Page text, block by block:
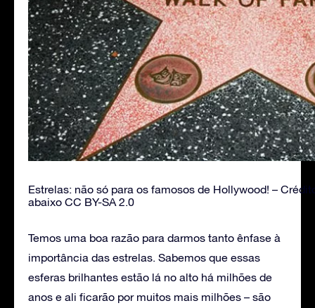
Estrelas: não só para os famosos de Hollywood! –
abaixo CC BY-SA 2.0
Temos uma boa razão para darmos tanto ênfase à
importância das estrelas. Sabemos que essas
esferas brilhantes estão lá no alto há milhões de
anos e ali ficarão por muitos mais milhões – são